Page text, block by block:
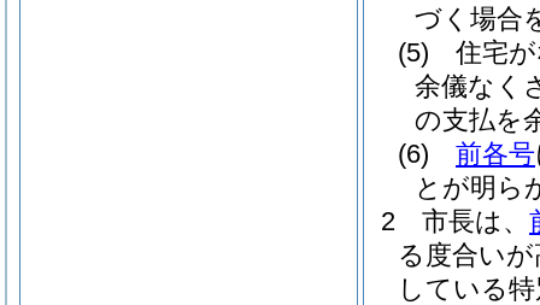
づく場合
(5)
住宅
余儀なく
の支払を
(6)
前各号
とが明ら
2
市長は、
る度合い
している